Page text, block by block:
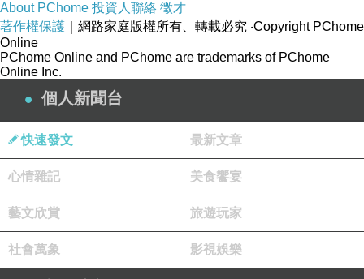
About PChome 投資人聯絡 徵才
著作權保護 ｜網路家庭版權所有、轉載必究 ‧Copyright PChome
Online
PChome Online and PChome are trademarks of PChome
Online Inc.
個人新聞台
快速發文 最新文章
心情雜記 美食饗宴
藝文欣賞 旅遊玩家
社會萬象 影視娛樂